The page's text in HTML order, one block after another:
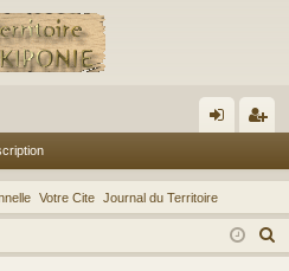
ne
xi
on
cri
pti
on
Votre Cite Journal du Territoire
e